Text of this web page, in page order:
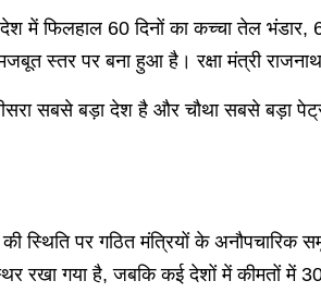
में फिलहाल 60 दिनों का कच्चा तेल भंडार,
स्तर पर बना हुआ है। रक्षा मंत्री
सबसे बड़ा देश है और चौथा सबसे बड़ा
की स्थिति पर गठित मंत्रियों के
रखा गया है, जबकि कई देशों में कीमतों में